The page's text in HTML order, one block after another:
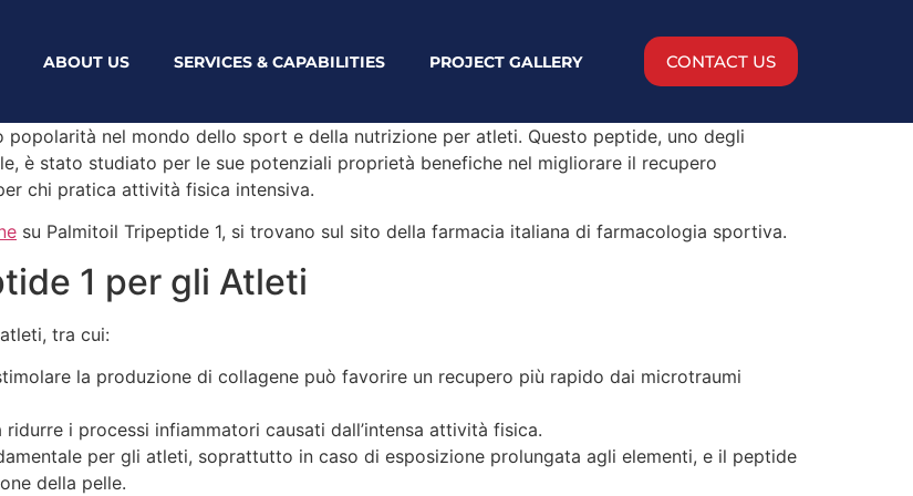
ABOUT US SERVICES & CAPABILITIES PROJECT GALLERY CONTACT US
popolarità nel mondo dello sport e della nutrizione per atleti. Questo peptide, uno degli
è stato studiato per le sue potenziali proprietà benefiche nel migliorare il recupero
chi pratica attività fisica intensiva.
su Palmitoil Tripeptide 1, si trovano sul sito della farmacia italiana di farmacologia sportiva.
1 per gli Atleti
tra cui:
la produzione di collagene può favorire un recupero più rapido dai microtraumi
ridurre i processi infiammatori causati dall’intensa attività fisica.
per gli atleti, soprattutto in caso di esposizione prolungata agli elementi, e il peptide
della pelle.